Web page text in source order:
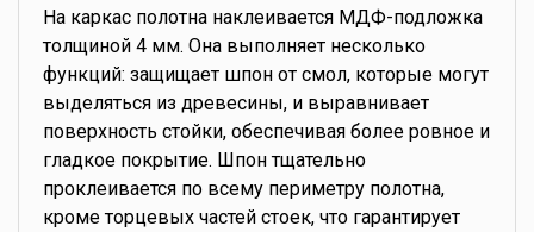
На каркас полотна наклеивается МДФ-подложка
толщиной 4 мм. Она выполняет несколько
функций: защищает шпон от смол, которые могут
выделяться из древесины, и выравнивает
поверхность стойки, обеспечивая более ровное и
гладкое покрытие. Шпон тщательно
проклеивается по всему периметру полотна,
кроме торцевых частей стоек, что гарантирует